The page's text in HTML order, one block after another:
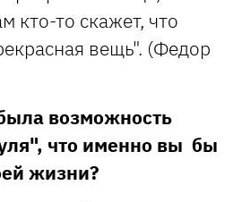
кто-то скажет, что
вещь". (Федор
возможность
что именно вы бы
жизни?